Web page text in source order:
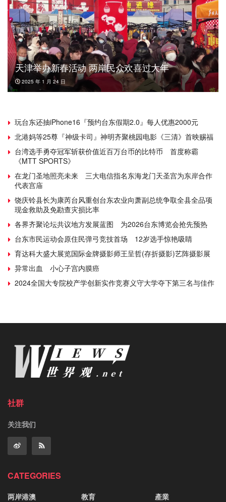
天津举办新春活动 两岸民众欢喜过大年
2025 年 1 月 24 日
玩台东还抽iPhone16『预约台东假期2.0』每人优惠2000元
北港妈等25尊『神级卡司』神明齐聚桃园电影《三清》首映赐福
台湾选手勇夺冠军斩获价值近百万台币的比特币 首度称霸
《MTT SPORTS》
在龙门圣地照亮未来 三大电信指名东海龙门天圣宫为东岸合作
代表宫庙
饶庆铃县长为康芮台风重创台东农业向萧副总统争取全县全品项
现金救助及免勘查灾损比率
各界齐聚论坛共议地方发展蓝图 为2026台东博览会抢先预热
台东市民运动会原住民弹弓竞技首场 12岁选手惊艳吸睛
育达科大盛大展览国际金牌摄影师王呈哲(存折摄影)艺阵摄影展
异常出血 小心子宫内膜癌
2024全国大专院校产学创新实作竞赛义守大学夺下第三名与佳作
社群
关注我们
CATEGORIES
两岸港澳
教育
產業